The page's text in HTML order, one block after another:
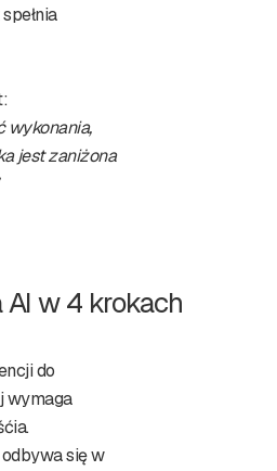
wykonania,
jest zaniżona
w 4 krokach
do
wymaga
się w